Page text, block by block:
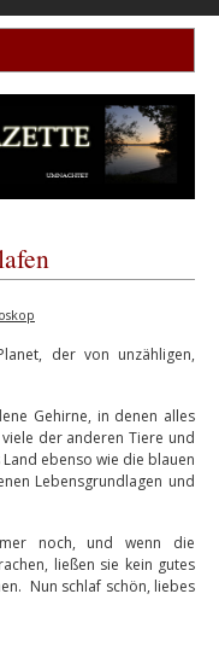
der von unzähligen,
Gehirne, in denen alles
der anderen Tiere und
ebenso wie die blauen
Lebensgrundlagen und
noch, und wenn die
ließen sie kein gutes
Nun schlaf schön, liebes